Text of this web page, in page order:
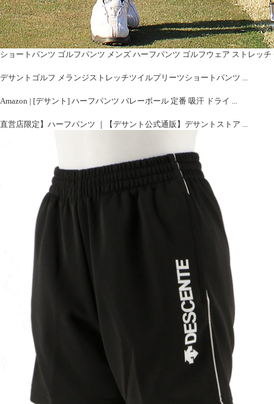
ショートパンツ ゴルフパンツ メンズ ハーフパンツ ゴルフウェア ストレッ
デサントゴルフ メランジストレッチツイルプリーツショートパンツ ...
Amazon | [デサント] ハーフパンツ バレーボール 定番 吸汗 ドライ ...
直営店限定】ハーフパンツ ｜【デサント公式通販】デサントストア ...